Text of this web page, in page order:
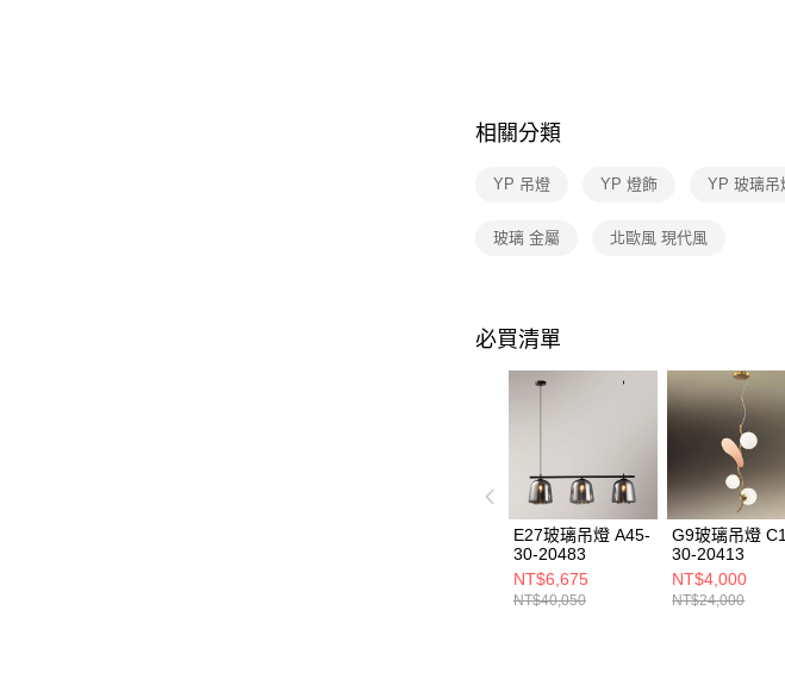
相關分類
YP 吊燈 YP 燈飾 YP 玻璃吊
玻璃 金屬 北歐風 現代風
必買清單
E27玻璃吊燈 A45-
30-20483
NT$6,675
NT$40,050
G9玻璃吊燈
30-20413
NT$4,000
NT$24,000